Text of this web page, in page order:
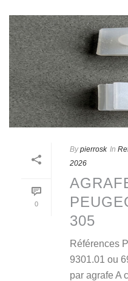
0
By pierrosk In
2026
305
Références
9301.01 ou
par agrafe A